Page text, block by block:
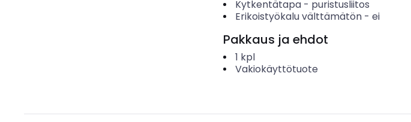
Kytkentätapa- puristusliitos
Erikoistyökalu välttämätön- ei
Pakkaus ja ehdot
1 kpl
Vakiokäyttötuote